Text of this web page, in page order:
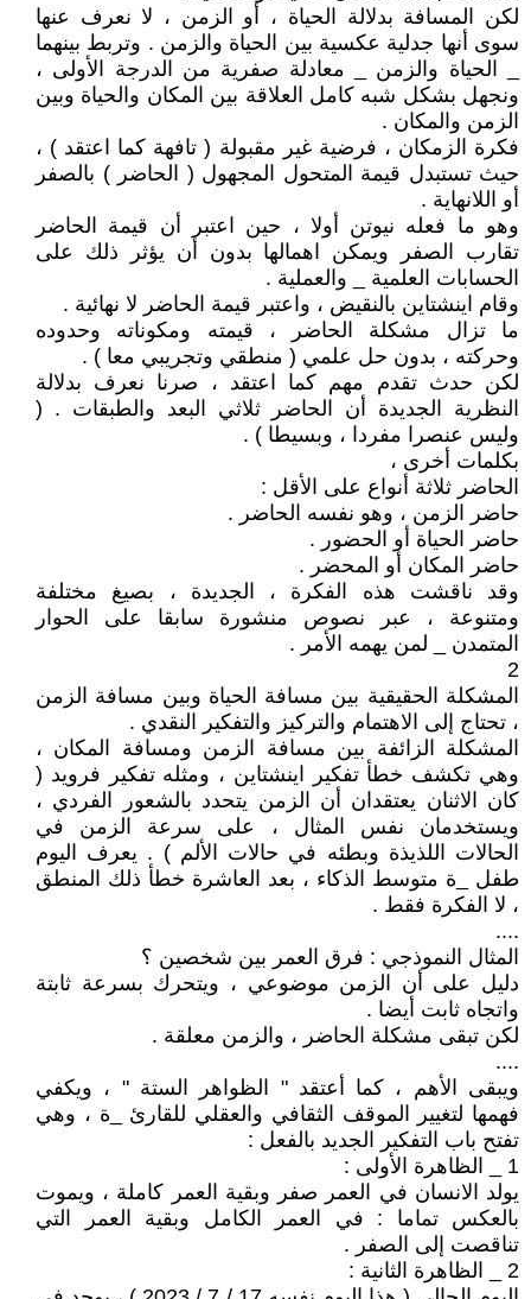
لكن المسافة بدلالة الحياة ، أو الزمن ، لا نعرف عنها
سوى أنها جدلية عكسية بين الحياة والزمن . وتربط بينهما
_ الحياة والزمن _ معادلة صفرية من الدرجة الأولى ،
ونجهل بشكل شبه كامل العلاقة بين المكان والحياة وبين
الزمن والمكان .
فكرة الزمكان ، فرضية غير مقبولة ( تافهة كما اعتقد ) ،
حيث تستبدل قيمة المتحول المجهول ( الحاضر ) بالصفر
أو اللانهاية .
وهو ما فعله نيوتن أولا ، حين اعتبر أن قيمة الحاضر
تقارب الصفر ويمكن اهمالها بدون أن يؤثر ذلك على
الحسابات العلمية _ والعملية .
وقام اينشتاين بالنقيض ، واعتبر قيمة الحاضر لا نهائية .
ما تزال مشكلة الحاضر ، قيمته ومكوناته وحدوده
وحركته ، بدون حل علمي ( منطقي وتجريبي معا ) .
لكن حدث تقدم مهم كما اعتقد ، صرنا نعرف بدلالة
النظرية الجديدة أن الحاضر ثلاثي البعد والطبقات . (
وليس عنصرا مفردا ، وبسيطا ) .
بكلمات أخرى ،
الحاضر ثلاثة أنواع على الأقل :
حاضر الزمن ، وهو نفسه الحاضر .
حاضر الحياة أو الحضور .
حاضر المكان أو المحضر .
وقد ناقشت هذه الفكرة ، الجديدة ، بصيغ مختلفة
ومتنوعة ، عبر نصوص منشورة سابقا على الحوار
المتمدن _ لمن يهمه الأمر .
2
المشكلة الحقيقية بين مسافة الحياة وبين مسافة الزمن
، تحتاج إلى الاهتمام والتركيز والتفكير النقدي .
المشكلة الزائفة بين مسافة الزمن ومسافة المكان ،
وهي تكشف خطأ تفكير اينشتاين ، ومثله تفكير فرويد (
كان الاثنان يعتقدان أن الزمن يتحدد بالشعور الفردي ،
ويستخدمان نفس المثال ، على سرعة الزمن في
الحالات اللذيذة وبطئه في حالات الألم ) . يعرف اليوم
طفل _ة متوسط الذكاء ، بعد العاشرة خطأ ذلك المنطق
، لا الفكرة فقط .
....
المثال النموذجي : فرق العمر بين شخصين ؟
دليل على أن الزمن موضوعي ، ويتحرك بسرعة ثابتة
واتجاه ثابت أيضا .
لكن تبقى مشكلة الحاضر ، والزمن معلقة .
....
ويبقى الأهم ، كما أعتقد " الظواهر الستة " ، ويكفي
فهمها لتغيير الموقف الثقافي والعقلي للقارئ _ة ، وهي
تفتح باب التفكير الجديد بالفعل :
1 _ الظاهرة الأولى :
يولد الانسان في العمر صفر وبقية العمر كاملة ، ويموت
بالعكس تماما : في العمر الكامل وبقية العمر التي
تناقصت إلى الصفر .
2 _ الظاهرة الثانية :